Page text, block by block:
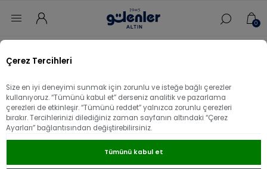
Çerez Tercihleri
Size en iyi deneyimi sunmak için zorunlu ve isteğe bağlı çerezler
kullanıyoruz. “Tümünü kabul et” derseniz analitik ve pazarlama
çerezleri de etkinleşir. “Tümünü reddet” yalnızca zorunlu çerezleri
bırakır. Tercihlerinizi dilediğiniz zaman sayfanın altındaki “Çerez
Ayarları” bağlantısından değiştirebilirsiniz.
Tümünü kabul et
0
14 ayar Altın mısır zincir